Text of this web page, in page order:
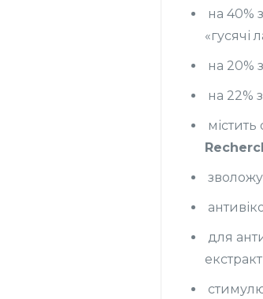
на 40%
«гусячі
на 20%
на 22%
для